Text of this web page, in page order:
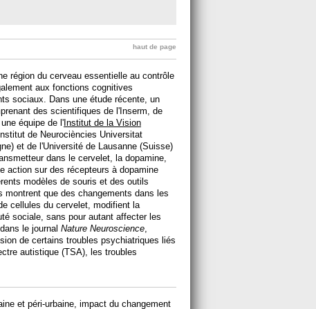
haut de page
région du cerveau essentielle au contrôle
aux fonctions cognitives
sociaux. Dans une étude récente, un
des scientifiques de l'Inserm, de
équipe de l' Institut de la Vision
de Neurociències Universitat
et de l'Université de Lausanne (Suisse)
dans le cervelet, la dopamine,
action sur des récepteurs à dopamine
modèles de souris et des outils
que des changements dans les
cellules du cervelet, modifient la
sociale, sans pour autant affecter les
le journal Nature Neuroscience,
de certains troubles psychiatriques liés
autistique (TSA), les troubles
et péri-urbaine, impact du changement